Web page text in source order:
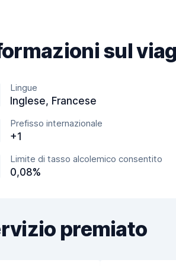
sul
Lingue
Inglese, Francese
Prefisso internazionale
+1
Limite di tasso alcolemico consentito
0,08%
premiato